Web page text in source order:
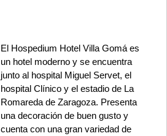
El Hospedium Hotel Villa Gomá es
un hotel moderno y se encuentra
junto al hospital Miguel Servet, el
hospital Clínico y el estadio de La
Romareda de Zaragoza. Presenta
una decoración de buen gusto y
cuenta con una gran variedad de